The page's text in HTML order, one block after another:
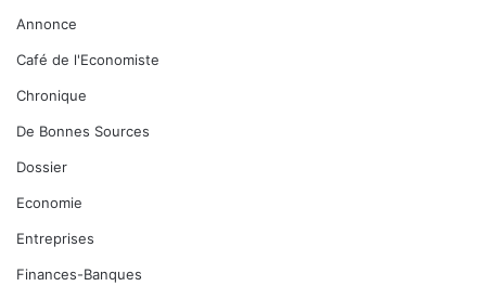
Annonce
Café de l'Economiste
Chronique
De Bonnes Sources
Dossier
Economie
Entreprises
Finances-Banques